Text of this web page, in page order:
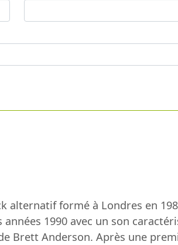
alternatif formé à Londres en
1990 avec un son
Brett Anderson. Après une